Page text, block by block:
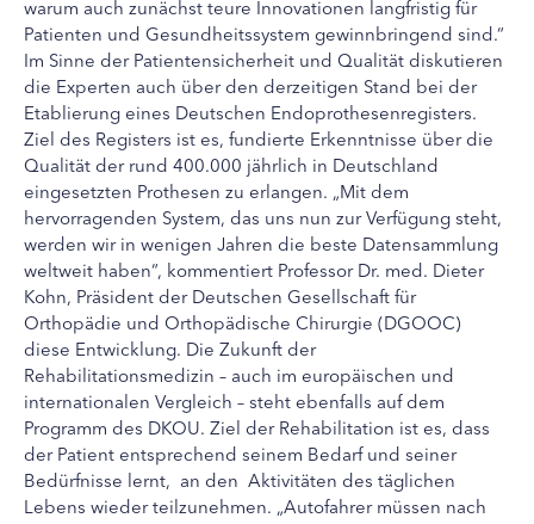
warum auch zunächst teure Innovationen langfristig für
Patienten und Gesundheitssystem gewinnbringend sind.“
Im Sinne der Patientensicherheit und Qualität diskutieren
die Experten auch über den derzeitigen Stand bei der
Etablierung eines Deutschen Endoprothesenregisters.
Ziel des Registers ist es, fundierte Erkenntnisse über die
Qualität der rund 400.000 jährlich in Deutschland
eingesetzten Prothesen zu erlangen. „Mit dem
hervorragenden System, das uns nun zur Verfügung steht,
werden wir in wenigen Jahren die beste Datensammlung
weltweit haben“, kommentiert Professor Dr. med. Dieter
Kohn, Präsident der Deutschen Gesellschaft für
Orthopädie und Orthopädische Chirurgie (DGOOC)
diese Entwicklung. Die Zukunft der
Rehabilitationsmedizin – auch im europäischen und
internationalen Vergleich – steht ebenfalls auf dem
Programm des DKOU. Ziel der Rehabilitation ist es, dass
der Patient entsprechend seinem Bedarf und seiner
Bedürfnisse lernt, an den Aktivitäten des täglichen
Lebens wieder teilzunehmen. „Autofahrer müssen nach